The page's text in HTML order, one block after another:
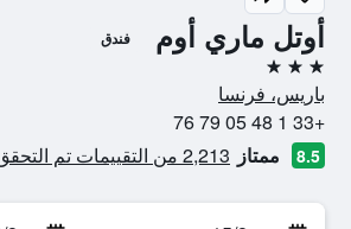
أوتل ماري أوم فندق
3 نجوم
باريس، فرنسا
+33 1 48 05 79 76
8.5 ممتاز 2,213 من التقييمات تم التحقق منها